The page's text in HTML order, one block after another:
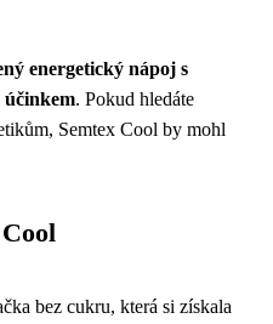
energetický nápoj s
účinkem. Pokud hledáte
Semtex Cool by mohl
bez cukru, která si získala